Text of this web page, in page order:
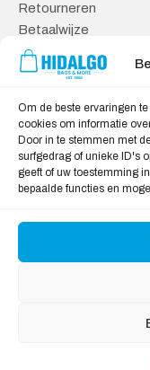
Om de beste ervaringen
cookies om informatie
Door in te stemmen met
surfgedrag of unieke ID's
geeft of uw toestemming
bepaalde functies en
Retourneren
Betaalwijze
Kennisbank
Algemene
Privacy Verklaring
Cookie Verklaring
Aansprakelijkheid